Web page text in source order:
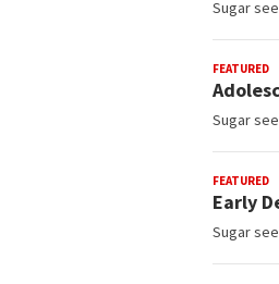
Sugar
FEATURED
Sugar
FEATURED
Early
Sugar